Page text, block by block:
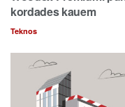
kordades kauem
Teknos